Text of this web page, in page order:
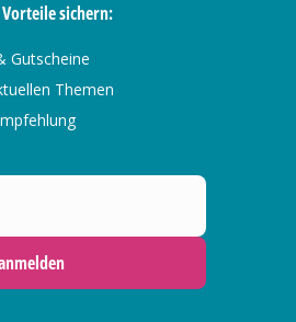
sichern:
Gutscheine
Themen